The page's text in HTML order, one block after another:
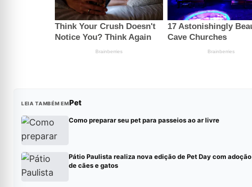
LEIA TAMBÉM EMPet
Como preparar seu pet para passeios ao ar livre
Pátio Paulista realiza nova edição de Pet Day com adoção
de cães e gatos